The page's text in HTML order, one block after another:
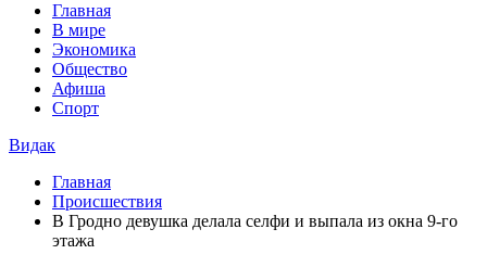
Главная
В мире
Экономика
Общество
Афиша
Спорт
Видак
Главная
Происшествия
В Гродно девушка делала селфи и выпала из окна 9-го
этажа